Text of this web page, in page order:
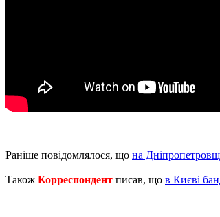
Раніше повідомлялося, що на
Також Корреспондент писав, що в Києві